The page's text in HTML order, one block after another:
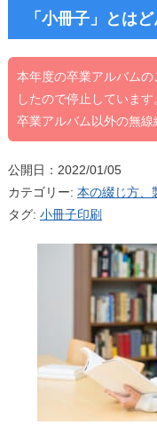
「小冊子」とは
本年度の卒業アルバム
したので停止しています
卒業アルバム以外の無線
公開日：2022/01/05
カテゴリー: 本の綴じ方、
タグ: 小冊子印刷